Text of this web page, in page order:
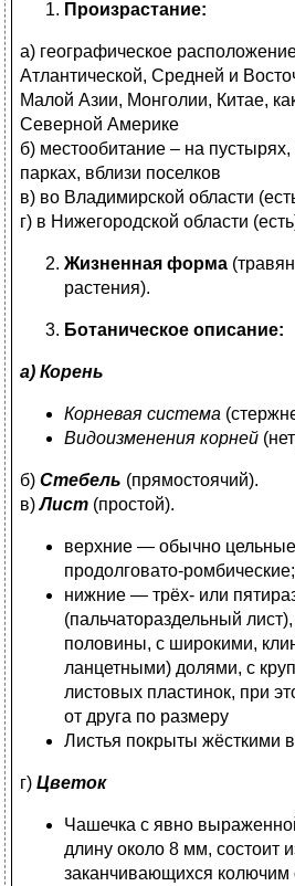
Произрастание:
а) географическое
Атлантической, Средней и
Малой Азии, Монголии, Китае,
Северной Америке
б) местообитание – на
парках, вблизи поселков
в) во Владимирской области
г) в Нижегородской области
Жизненная форма
растения).
Ботаническое описание:
а) Корень
Корневая система
Видоизменения корней
б) Стебель (прямостоячий).
в)Лист (простой).
верхние — обычно
продолговато-ромбические;
нижние — трёх- или
(пальчатораздельный
половины, с широкими,
ланцетными) долями, с
листовых пластинок, при
от друга по размеру
Листья покрыты жёсткими
г) Цветок
Чашечка с явно
длину около 8 мм, состоит
заканчивающихся колючим